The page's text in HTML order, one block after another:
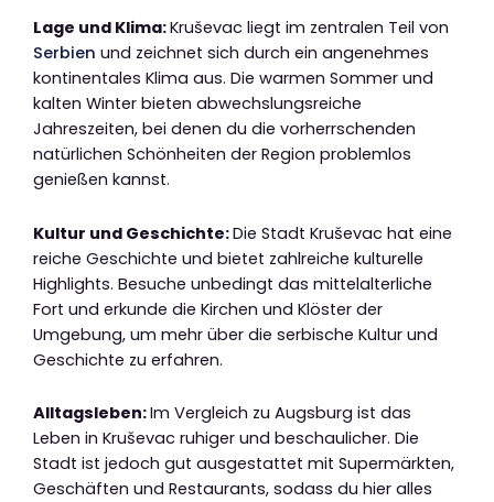
Lage und Klima:Kruševac liegt im zentralen Teil von
Serbien und zeichnet sich durch ein angenehmes
kontinentales Klima aus. Die warmen Sommer und
kalten Winter bieten abwechslungsreiche
Jahreszeiten, bei denen du die vorherrschenden
natürlichen Schönheiten der Region problemlos
genießen kannst.
Kultur und Geschichte:Die Stadt Kruševac hat eine
reiche Geschichte und bietet zahlreiche kulturelle
Highlights. Besuche unbedingt das mittelalterliche
Fort und erkunde die Kirchen und Klöster der
Umgebung, um mehr über die serbische Kultur und
Geschichte zu erfahren.
Alltagsleben:Im Vergleich zu Augsburg ist das
Leben in Kruševac ruhiger und beschaulicher. Die
Stadt ist jedoch gut ausgestattet mit Supermärkten,
Geschäften und Restaurants, sodass du hier alles